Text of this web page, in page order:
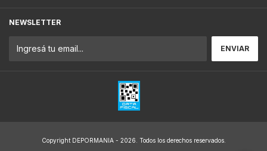
NEWSLETTER
Copyright DEPORMANIA - 2026. Todos los derechos reservados.